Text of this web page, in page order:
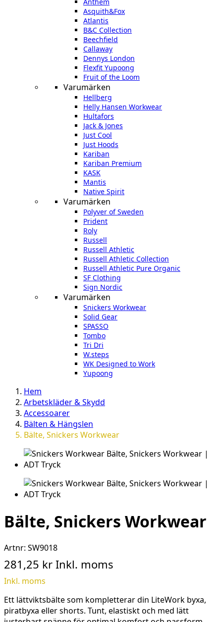
Anthem
Asquith&Fox
Atlantis
B&C Collection
Beechfield
Callaway
Dennys London
Flexfit Yupoong
Fruit of the Loom
Varumärken
Hellberg
Helly Hansen Workwear
Hultafors
Jack & Jones
Just Cool
Just Hoods
Kariban
Kariban Premium
KASK
Mantis
Native Spirit
Varumärken
Polyver of Sweden
Prident
Roly
Russell
Russell Athletic
Russell Athletic Collection
Russell Athletic Pure Organic
SF Clothing
Sign Nordic
Varumärken
Snickers Workwear
Solid Gear
SPASSO
Tombo
Tri Dri
W.steps
WK Designed to Work
Yupoong
Hem
Arbetskläder & Skydd
Accessoarer
Bälten & Hängslen
Bälte, Snickers Workwear
Bälte, Snickers Workwear
Artnr: SW9018
281,25 kr Inkl. moms
Inkl. moms
Ett lättviktsbälte som kompletterar din LiteWork byxa,
piratbyxa eller shorts. Tunt, elastiskt och med lätt